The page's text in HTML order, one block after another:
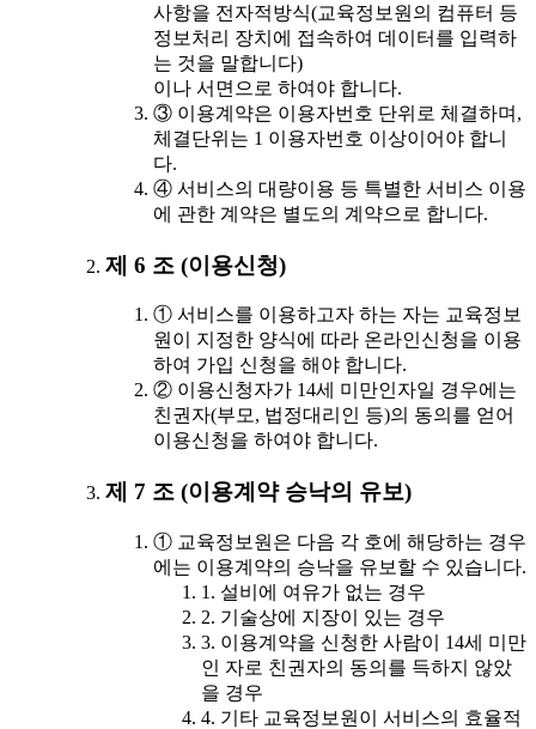
사항을 전자적방식(교육정보원의 컴퓨터 등
정보처리 장치에 접속하여 데이터를 입력하
는 것을 말합니다)
이나 서면으로 하여야 합니다.
③ 이용계약은 이용자번호 단위로 체결하며,
체결단위는 1 이용자번호 이상이어야 합니
다.
④ 서비스의 대량이용 등 특별한 서비스 이용
에 관한 계약은 별도의 계약으로 합니다.
제 6 조 (이용신청)
① 서비스를 이용하고자 하는 자는 교육정보
원이 지정한 양식에 따라 온라인신청을 이용
하여 가입 신청을 해야 합니다.
② 이용신청자가 14세 미만인자일 경우에는
친권자(부모, 법정대리인 등)의 동의를 얻어
이용신청을 하여야 합니다.
제 7 조 (이용계약 승낙의 유보)
① 교육정보원은 다음 각 호에 해당하는 경우
에는 이용계약의 승낙을 유보할 수 있습니다.
1. 설비에 여유가 없는 경우
2. 기술상에 지장이 있는 경우
3. 이용계약을 신청한 사람이 14세 미만
인 자로 친권자의 동의를 득하지 않았
을 경우
4. 기타 교육정보원이 서비스의 효율적